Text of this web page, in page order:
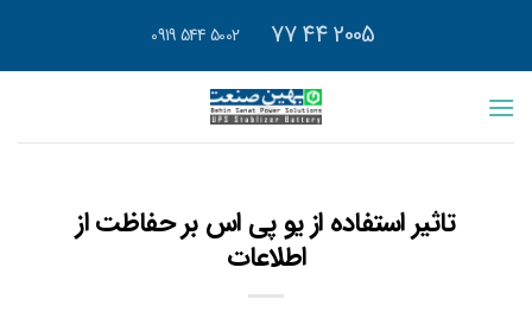
محتوا
5002 544 0919
تاثیر استفاده از یو پی اس بر حفاظت از
اطلاعات